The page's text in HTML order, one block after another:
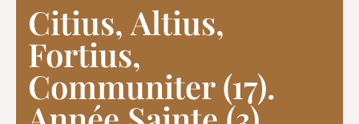
Citius, Altius,
Fortius,
Communiter (17).